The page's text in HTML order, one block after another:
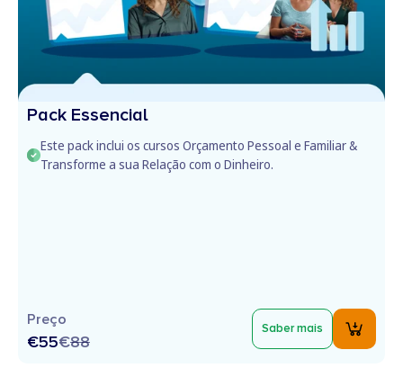
Pack Essencial
Este pack inclui os cursos Orçamento Pessoal e Familiar &
Transforme a sua Relação com o Dinheiro.
Preço
€55€88
Saber mais